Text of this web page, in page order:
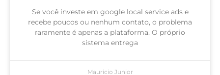
Se você investe em google local service ads e
recebe poucos ou nenhum contato, o problema
raramente é apenas a plataforma. O próprio
sistema entrega
Mauricio Junior